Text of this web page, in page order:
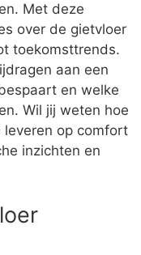
Met deze
over de gietvloer
toekomsttrends.
aan een
en welke
Wil jij weten hoe
op comfort
inzichten en